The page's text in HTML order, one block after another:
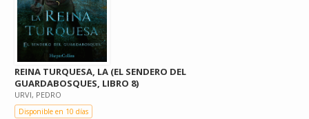
REINA TURQUESA, LA (EL SENDERO DEL
GUARDABOSQUES, LIBRO 8)
URVI, PEDRO
Disponible en 10 días